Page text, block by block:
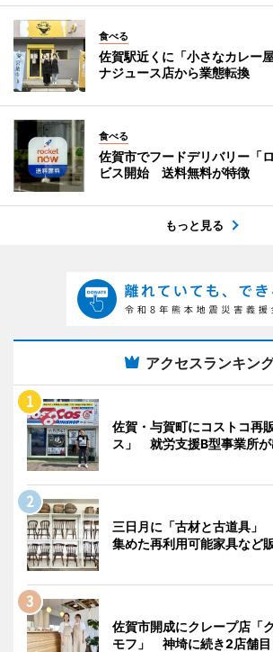
食べる
佐賀駅近くに「小さなカレー
ナジュース店から業態転換
食べる
佐賀市でフードデリバリー「
ビス開始 送料無料が特徴
もっと見る
アクセスランキン
佐賀・与賀町にコストコ再
ス」 就労支援B型事業所
三日月に「古材と古道具
集めた再利用可能家具など
佐賀市開成にクレープ店「
モフ」 神埼に続き2店舗目